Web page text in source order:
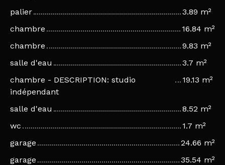
palier
3.89 m²
chambre
16.84 m²
chambre
9.83 m²
salle d'eau
3.7 m²
chambre - DESCRIPTION: studio
indépendant
19.13 m²
salle d'eau
8.52 m²
wc
1.7 m²
garage
24.66 m²
garage
35.54 m²